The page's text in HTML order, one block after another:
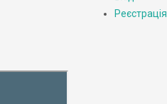
Реєстрація